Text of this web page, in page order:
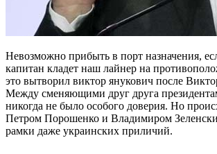
Невозможно прибыть в порт назначения,
капитан кладет наш лайнер на
это вытворил виктор янукович после
Между сменяющими друг друга
никогда не было особого доверия. Но
Петром Порошенко и Владимиром
рамки даже украинских приличий.